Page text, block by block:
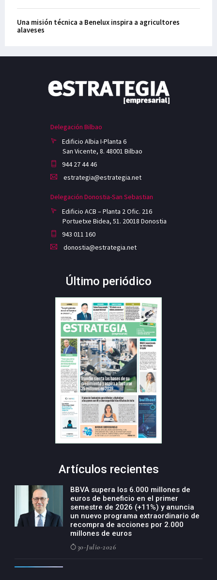
Una misión técnica a Benelux inspira a agricultores
alaveses
Delegación Bilbao
Edificio Albia I-Planta 6
San Vicente, 8. 48001 Bilbao
944 27 44 46
estrategia@estrategia.net
Delegación Donostia-San Sebastian
Edificio ACB – Planta 2 Ofic. 216
Portuetxe Bidea, 51. 20018 Donostia
943 011 160
donostia@estrategia.net
Último periódico
Artículos recientes
BBVA supera los 6.000 millones de
euros de beneficio en el primer
semestre de 2026 (+11%) y anuncia
un nuevo programa extraordinario de
recompra de acciones por 2.000
millones de euros
30-Julio-2026